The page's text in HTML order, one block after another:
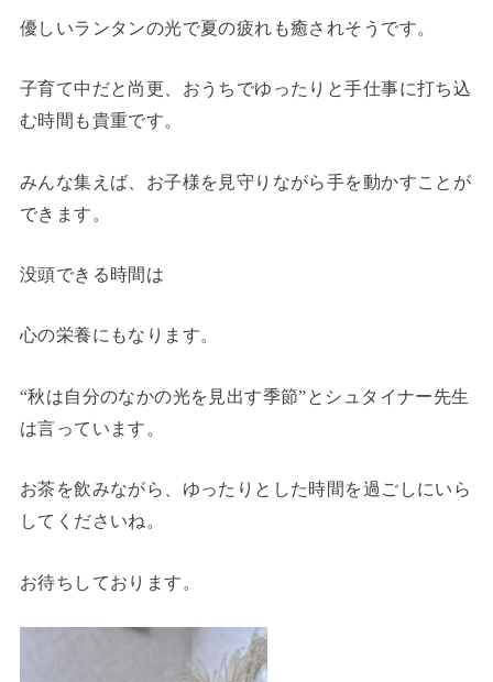
優しいランタンの光で夏の疲れも癒されそうです。
子育て中だと尚更、おうちでゆったりと手仕事に打ち込
む時間も貴重です。
みんな集えば、お子様を見守りながら手を動かすことが
できます。
没頭できる時間は
心の栄養にもなります。
“秋は自分のなかの光を見出す季節”とシュタイナー先生
は言っています。
お茶を飲みながら、ゆったりとした時間を過ごしにいら
してくださいね。
お待ちしております。